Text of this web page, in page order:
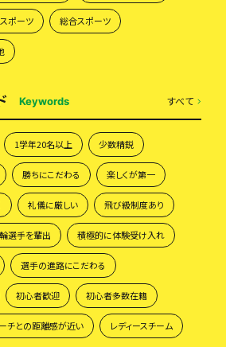
ポーツ 総合スポーツ
Keywords すべて
1学年20名以上 少数精鋭
勝ちにこだわる 楽しくが第一
礼儀に厳しい 飛び級制度あり
選手を輩出 積極的に体験受け入れ
選手の進路にこだわる
初心者歓迎 初心者多数在籍
チとの距離感が近い レディースチーム